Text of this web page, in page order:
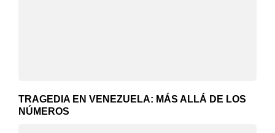
TRAGEDIA EN VENEZUELA: MÁS ALLÁ DE LOS
NÚMEROS